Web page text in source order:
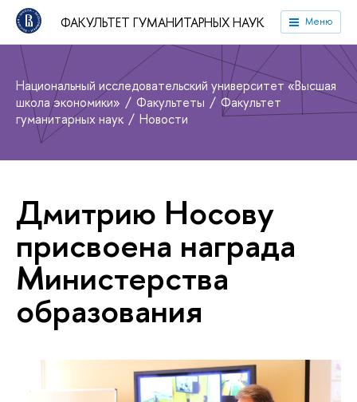
ФАКУЛЬТЕТ ГУМАНИТАРНЫХ НАУК Меню
Национальный исследовательский университет «Высшая
школа экономики»
Факультеты
Факультет
гуманитарных наук
Новости
Дмитрию Носову
присвоена награда
Министерства
образования